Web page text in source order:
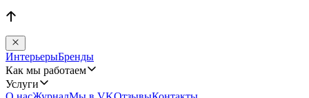
ИнтерьерыБренды
Как мы работаем
Услуги